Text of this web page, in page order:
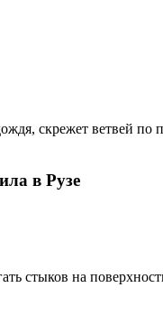
скрежет ветвей по
в Рузе
стыков на